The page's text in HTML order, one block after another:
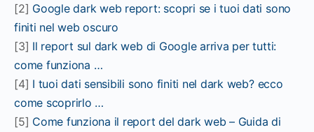
[2] Google dark web report: scopri se i tuoi dati sono
finiti nel web oscuro
[3] Il report sul dark web di Google arriva per tutti:
come funziona …
[4] I tuoi dati sensibili sono finiti nel dark web? ecco
come scoprirlo …
[5] Come funziona il report del dark web – Guida di